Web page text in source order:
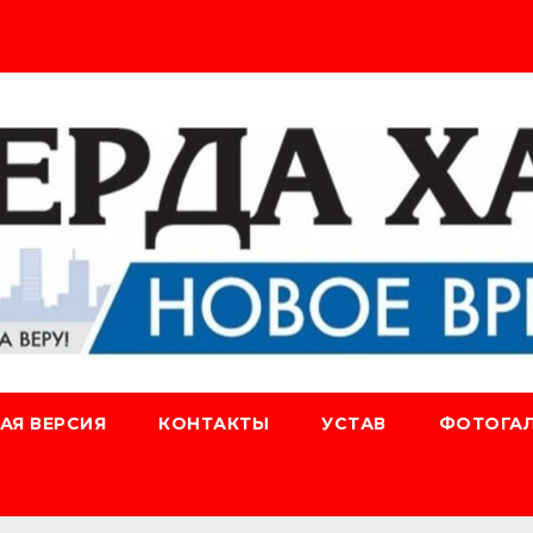
ВЕРСИЯ КОНТАКТЫ УСТАВ